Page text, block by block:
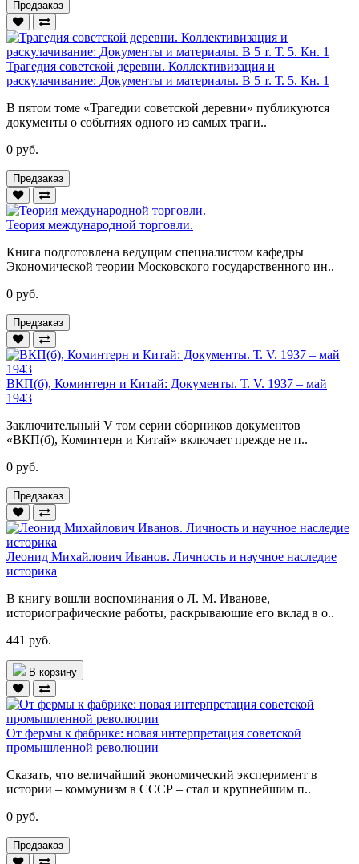
Предзаказ
Трагедия советской деревни. Коллективизация и
раскулачивание: Документы и материалы. В 5 т. Т. 5. Кн. 1
В пятом томе «Трагедии советской деревни» публикуются
документы о событиях одного из самых траги..
0 руб.
Предзаказ
Теория международной торговли.
Книга подготовлена ведущим специалистом кафедры
Экономической теории Московского государственного ин..
0 руб.
Предзаказ
ВКП(б), Коминтерн и Китай: Документы. Т. V. 1937 – май
1943
Заключительный V том серии сборников документов
«ВКП(б), Коминтерн и Китай» включает прежде не п..
0 руб.
Предзаказ
Леонид Михайлович Иванов. Личность и научное наследие
историка
В книгу вошли воспоминания о Л. М. Иванове,
историографические работы, раскрывающие его вклад в о..
441 руб.
В корзину
От фермы к фабрике: новая интерпретация советской
промышленной революции
Сказать, что величайший экономический эксперимент в
истории – коммунизм в СССР – стал и крупнейшим п..
0 руб.
Предзаказ